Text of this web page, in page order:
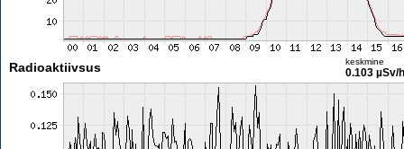
Radioaktiivsus keskmine
0.103 µSv/h